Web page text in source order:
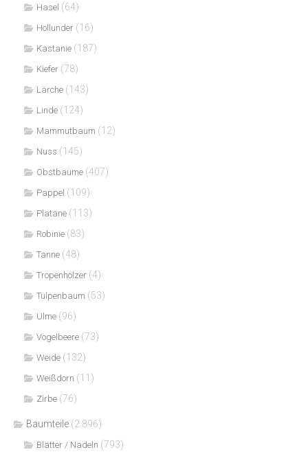
Hasel (64)
Hollunder (16)
Kastanie (187)
Kiefer (78)
Lärche (143)
Linde (124)
Mammutbaum (12)
Nuss (145)
Obstbäume (407)
Pappel (109)
Platane (113)
Robinie (83)
Tanne (48)
Tropenhölzer (4)
Tulpenbaum (53)
Ulme (96)
Vogelbeere (73)
Weide (132)
Weißdorn (11)
Zirbe (76)
Baumteile (2.896)
Blätter / Nadeln (793)